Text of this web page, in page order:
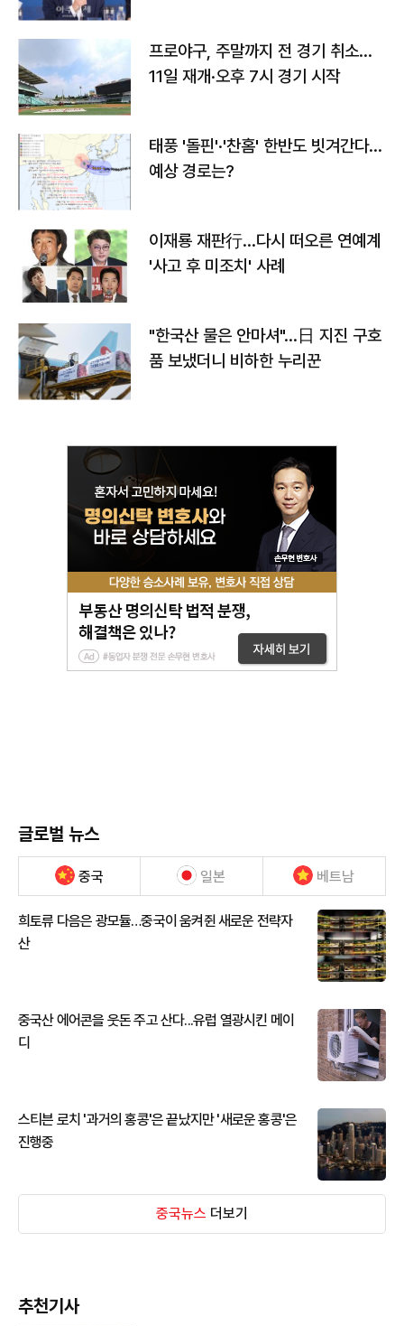
프로야구, 주말까지 전 경기 취소…
11일 재개·오후 7시 경기 시작
태풍 '돌핀'·'찬홈' 한반도 빗겨간다…
예상 경로는?
이재룡 재판行…다시 떠오른 연예계
'사고 후 미조치' 사례
"한국산 물은 안마셔"…日 지진 구호
품 보냈더니 비하한 누리꾼
글로벌 뉴스
중국 일본 베트남
희토류 다음은 광모듈…중국이 움켜쥔 새로운 전략자
산
중국산 에어콘을 웃돈 주고 산다...유럽 열광시킨 메이
디
스티븐 로치 '과거의 홍콩'은 끝났지만 '새로운 홍콩'은
진행중
중국뉴스 더보기
추천기사